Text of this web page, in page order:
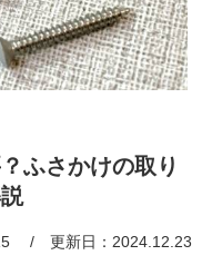
ふさかけの取り
更新日：2024.12.23